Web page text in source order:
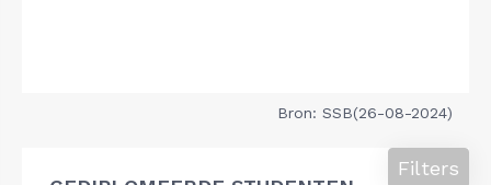
Bron: SSB(26-08-2024)
Filters